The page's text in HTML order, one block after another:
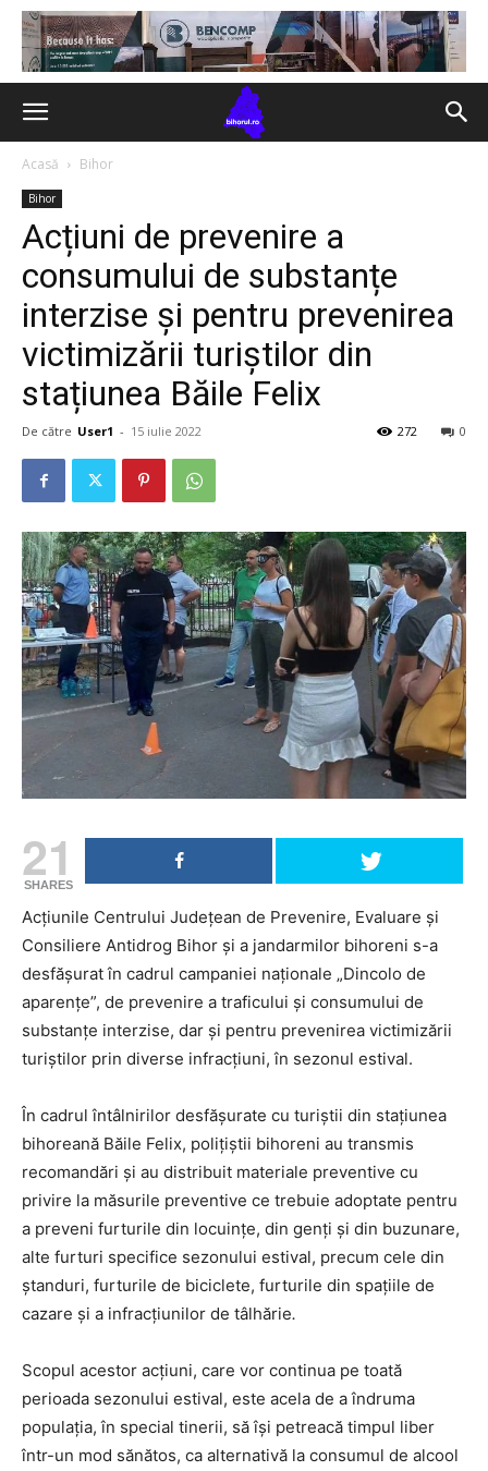
Acasă Bihor
Bihor
Acțiuni de prevenire a
consumului de substanțe
interzise și pentru prevenirea
victimizării turiștilor din
stațiunea Băile Felix
De către User1 - 15 iulie 2022 0
272
21
SHARES
Acțiunile Centrului Județean de Prevenire, Evaluare și
Consiliere Antidrog Bihor și a jandarmilor bihoreni s-a
desfășurat în cadrul campaniei naționale „Dincolo de
aparențe”, de prevenire a traficului și consumului de
substanțe interzise, dar și pentru prevenirea victimizării
turiștilor prin diverse infracțiuni, în sezonul estival.
În cadrul întâlnirilor desfăşurate cu turiștii din stațiunea
bihoreană Băile Felix, poliţiştii bihoreni au transmis
recomandări şi au distribuit materiale preventive cu
privire la măsurile preventive ce trebuie adoptate pentru
a preveni furturile din locuinţe, din genţi şi din buzunare,
alte furturi specifice sezonului estival, precum cele din
ştanduri, furturile de biciclete, furturile din spațiile de
cazare şi a infracţiunilor de tâlhărie.
Scopul acestor acțiuni, care vor continua pe toată
perioada sezonului estival, este acela de a îndruma
populaţia, în special tinerii, să își petreacă timpul liber
într-un mod sănătos, ca alternativă la consumul de alcool